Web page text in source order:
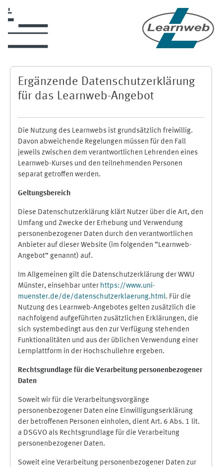
Ergänzende Datenschutzerklärung
für das Learnweb-Angebot
Die Nutzung des Learnwebs ist grundsätzlich freiwillig.
Davon abweichende Regelungen müssen für den Fall
jeweils zwischen dem verantwortlichen Lehrenden eines
Learnweb-Kurses und den teilnehmenden Personen
separat getroffen werden.
Geltungsbereich
Diese Datenschutzerklärung klärt Nutzer über die Art, den
Umfang und Zwecke der Erhebung und Verwendung
personenbezogener Daten durch den verantwortlichen
Anbieter auf dieser Website (im folgenden “Learnweb-
Angebot” genannt) auf.
Im Allgemeinen gilt die Datenschutzerklärung der WWU
Münster, einsehbar unter https://www.uni-
muenster.de/de/datenschutzerklaerung.html. Für die
Nutzung des Learnweb-Angebotes gelten zusätzlich die
nachfolgend aufgeführten zusätzlichen Erklärungen, die
sich systembedingt aus den zur Verfügung stehenden
Funktionalitäten und aus der üblichen Verwendung einer
Lernplattform in der Hochschullehre ergeben.
Rechtsgrundlage für die Verarbeitung personenbezogener
Daten
Soweit wir für die Verarbeitungsvorgänge
personenbezogener Daten eine Einwilligungserklärung
der betroffenen Personen einholen, dient Art. 6 Abs. 1 lit.
a DSGVO als Rechtsgrundlage für die Verarbeitung
personenbezogener Daten.
Soweit eine Verarbeitung personenbezogener Daten zur